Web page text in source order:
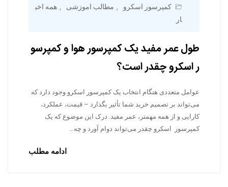
کمپرسور اسکرو
, مطالب اموزشی , همه اخب
ار
طول عمر مفید یک کمپرسور هوا و کمپرسو
ر اسکرو چقدر است؟
عوامل متعددی هنگام انتخاب یک کمپرسور اسکرو وجود دارد که
می‌تواند بر تصمیم خرید شما تأثیر بگذارد – قیمت، عملکرد،
کارایی و از همه مهمتر، عمر مفید. درک این موضوع که یک
کمپرسور اسکرو چقدر می‌تواند دوام آورد و چه…
ادامه مطلب